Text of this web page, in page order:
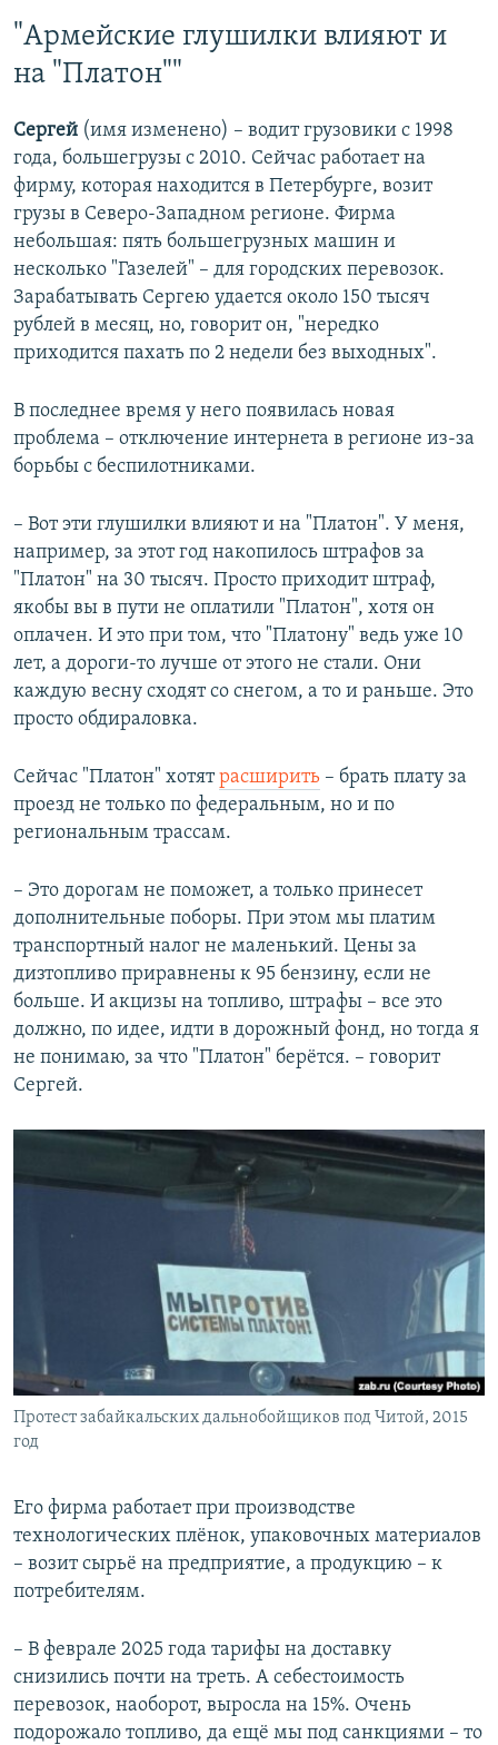
"Армейские глушилки влияют и
на "Платон""
Сергей (имя изменено) – водит грузовики с 1998
года, большегрузы с 2010. Сейчас работает на
фирму, которая находится в Петербурге, возит
грузы в Северо-Западном регионе. Фирма
небольшая: пять большегрузных машин и
несколько "Газелей" – для городских перевозок.
Зарабатывать Сергею удается около 150 тысяч
рублей в месяц, но, говорит он, "нередко
приходится пахать по 2 недели без выходных".
В последнее время у него появилась новая
проблема – отключение интернета в регионе из-за
борьбы с беспилотниками.
– Вот эти глушилки влияют и на "Платон". У меня,
например, за этот год накопилось штрафов за
"Платон" на 30 тысяч. Просто приходит штраф,
якобы вы в пути не оплатили "Платон", хотя он
оплачен. И это при том, что "Платону" ведь уже 10
лет, а дороги-то лучше от этого не стали. Они
каждую весну сходят со снегом, а то и раньше. Это
просто обдираловка.
Сейчас "Платон" хотятрасширить – брать плату за
проезд не только по федеральным, но и по
региональным трассам.
– Это дорогам не поможет, а только принесет
дополнительные поборы. При этом мы платим
транспортный налог не маленький. Цены за
дизтопливо приравнены к 95 бензину, если не
больше. И акцизы на топливо, штрафы – все это
должно, по идее, идти в дорожный фонд, но тогда я
не понимаю, за что "Платон" берётся. – говорит
Сергей.
Протест забайкальских дальнобойщиков под Читой, 2015
год
Его фирма работает при производстве
технологических плёнок, упаковочных материалов
– возит сырьё на предприятие, а продукцию – к
потребителям.
– В феврале 2025 года тарифы на доставку
снизились почти на треть. А себестоимость
перевозок, наоборот, выросла на 15%. Очень
подорожало топливо, да ещё мы под санкциями – то